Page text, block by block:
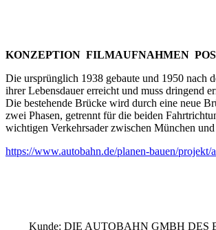
KONZEPTION FILMAUFNAHMEN
Die ursprünglich 1938 gebaute und 1950 nach
ihrer Lebensdauer erreicht und muss dringend
Die bestehende Brücke wird durch eine neue
zwei Phasen, getrennt für die beiden
wichtigen Verkehrsader zwischen München
https://www.autobahn.de/planen-bauen/projekt/
Kunde: DIE AUTOBAHN GMBH DES